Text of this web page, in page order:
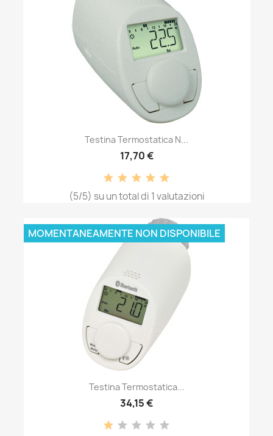
Testina Termostatica N...
17,70 €
(5/5) su un total di 1 valutazioni
Testina Termostatica...
34,15 €
MOMENTANEAMENTE NON DISPONIBILE